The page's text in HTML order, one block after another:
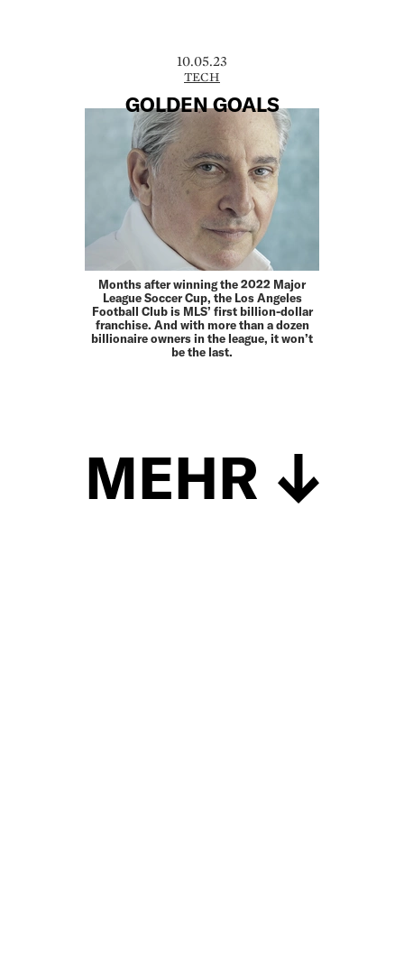
10.05.23
TECH
GOLDEN GOALS
Months after winning the 2022 Major
League Soccer Cup, the Los Angeles
Football Club is MLS’ first billion-dollar
franchise. And with more than a dozen
billionaire owners in the league, it won’t
be the last.
MEHR